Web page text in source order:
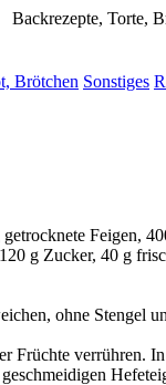
Backrezepte, Torte,
Brötchen Sonstiges
Feigen,
g Zucker, 40 g
ohne Stengel
verrühren.